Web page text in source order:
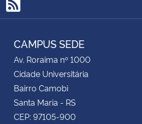
RSS
CAMPUS SEDE
Av. Roraima nº 1000
Cidade Universitária
Bairro Camobi
Santa Maria - RS
CEP: 97105-900